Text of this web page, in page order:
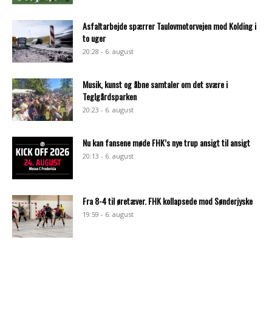
Asfaltarbejde spærrer Taulovmotorvejen mod Kolding i
to uger
20:28 - 6. august
Musik, kunst og åbne samtaler om det svære i
Teglgårdsparken
20:23 - 6. august
Nu kan fansene møde FHK’s nye trup ansigt til ansigt
20:13 - 6. august
Fra 8-4 til øretæver. FHK kollapsede mod Sønderjyske
19:59 - 6. august